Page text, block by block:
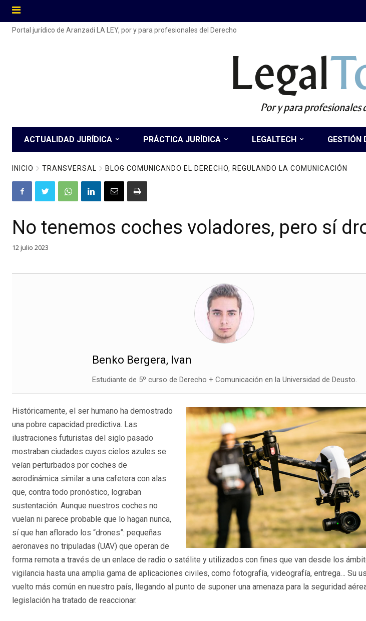
Portal jurídico de Aranzadi LA LEY, por y para profesionales del Derecho
Legal
Por y para profesionales
ACTUALIDAD JURÍDICA PRÁCTICA JURÍDICA LEGALTECH GESTIÓN
INICIO TRANSVERSAL BLOG COMUNICANDO EL DERECHO, REGULANDO LA COMUNICACIÓN
No tenemos coches voladores, pero sí
12 julio 2023
Benko Bergera, Ivan
Estudiante de 5º curso de Derecho + Comunicación en la Universidad de Deusto.
Históricamente, el ser humano ha demostrado
una pobre capacidad predictiva. Las
ilustraciones futuristas del siglo pasado
mostraban ciudades cuyos cielos azules se
veían perturbados por coches de
aerodinámica similar a una cafetera con alas
que, contra todo pronóstico, lograban
sustentación. Aunque nuestros coches no
vuelan ni parece probable que lo hagan nunca,
sí que han aflorado los “drones”: pequeñas
aeronaves no tripuladas (UAV) que operan de
forma remota a través de un enlace de radio o satélite y utilizados con fines que van desde los
vigilancia hasta una amplia gama de aplicaciones civiles, como fotografía, videografía, entrega… Su
vuelto más común en nuestro país, llegando al punto de suponer una amenaza para la seguridad
legislación ha tratado de reaccionar.